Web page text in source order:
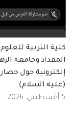
كلية التربية
المقداد وجامعة
إلكترونية حول
(عليه السلام)
5 أغسطس, 2026